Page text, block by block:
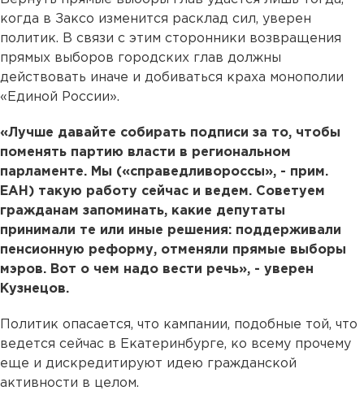
когда в Заксо изменится расклад сил, уверен
политик. В связи с этим сторонники возвращения
прямых выборов городских глав должны
действовать иначе и добиваться краха монополии
«Единой России».
«Лучше давайте собирать подписи за то, чтобы
поменять партию власти в региональном
парламенте. Мы («справедливороссы», - прим.
ЕАН) такую работу сейчас и ведем. Советуем
гражданам запоминать, какие депутаты
принимали те или иные решения: поддерживали
пенсионную реформу, отменяли прямые выборы
мэров. Вот о чем надо вести речь», - уверен
Кузнецов.
Политик опасается, что кампании, подобные той, что
ведется сейчас в Екатеринбурге, ко всему прочему
еще и дискредитируют идею гражданской
активности в целом.